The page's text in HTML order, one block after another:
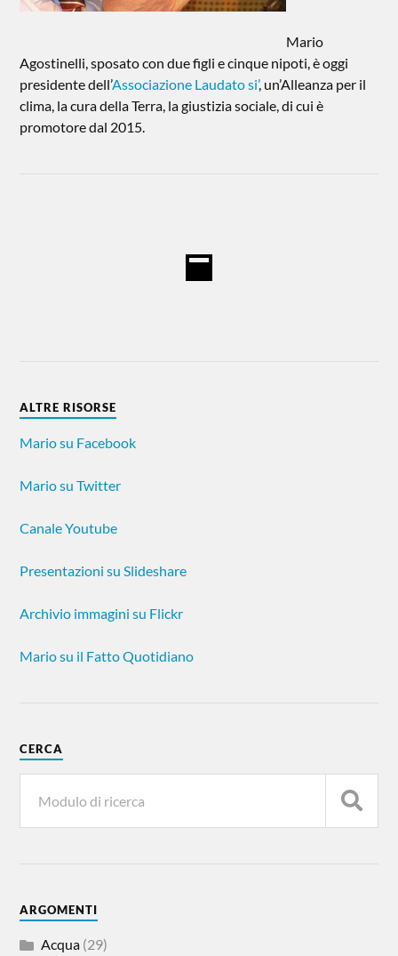
Mario
Agostinelli, sposato con due figli e cinque nipoti, è oggi
presidente dell’Associazione Laudato si’, un’Alleanza per il
clima, la cura della Terra, la giustizia sociale, di cui è
promotore dal 2015.
ALTRE RISORSE
Mario su Facebook
Mario su Twitter
Canale Youtube
Presentazioni su Slideshare
Archivio immagini su Flickr
Mario su il Fatto Quotidiano
CERCA
ARGOMENTI
Acqua (29)